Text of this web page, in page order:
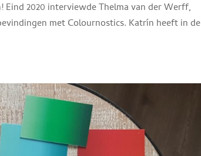
2020 interviewde Thelma van der Werff,
met Colournostics. Katrín heeft in de